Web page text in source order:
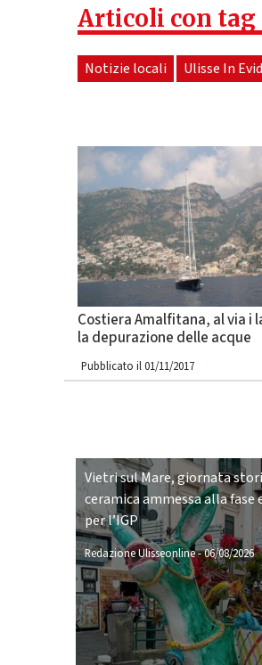
Articoli con
Notizie locali Ulisse In
Costiera Amalfitana, al via i
la depurazione delle acque
Pubblicato il 01/11/2017
Vietri sul Mare, giornata
ceramica ammessa alla fase
per l’IGP
Redazione Ulisseonline-06/08/2026